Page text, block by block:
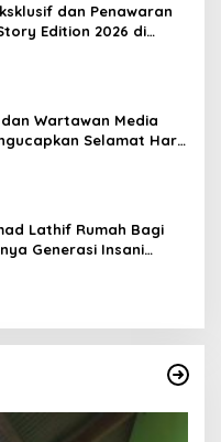
dan Penawaran
Edition 2026 di
Wartawan Media
Selamat Hari
Hijriyah / 2026 M
Lathif Rumah Bagi
Generasi Insani